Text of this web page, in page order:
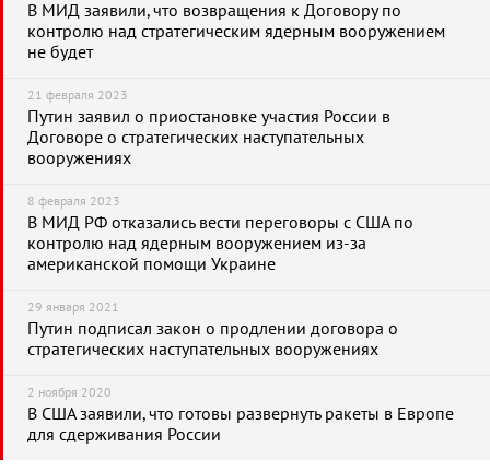
В МИД заявили, что возвращения к Договору по
контролю над стратегическим ядерным вооружением
не будет
21 февраля 2023
Путин заявил о приостановке участия России в
Договоре о стратегических наступательных
вооружениях
8 февраля 2023
В МИД РФ отказались вести переговоры с США по
контролю над ядерным вооружением из-за
американской помощи Украине
29 января 2021
Путин подписал закон о продлении договора о
стратегических наступательных вооружениях
2 ноября 2020
В США заявили, что готовы развернуть ракеты в Европе
для сдерживания России